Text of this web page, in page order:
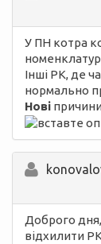
У ПН котра
Інші РК, де
нормально
Нові
Доброго
відхилити